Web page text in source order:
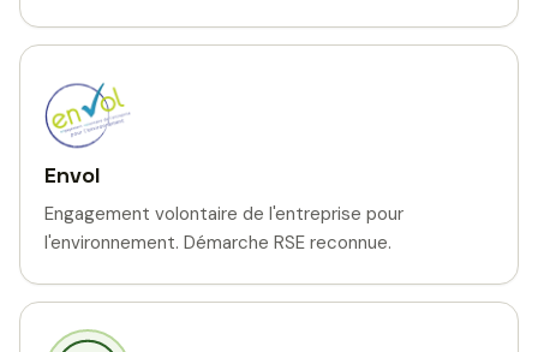
Envol
Engagement volontaire de l'entreprise pour
l'environnement. Démarche RSE reconnue.